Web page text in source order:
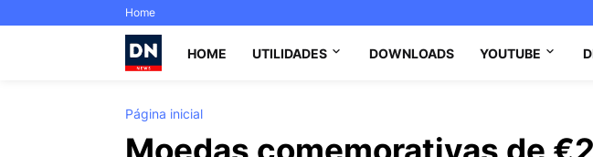
Home
HOME UTILIDADES DOWNLOADS YOUTUBE
Página inicial